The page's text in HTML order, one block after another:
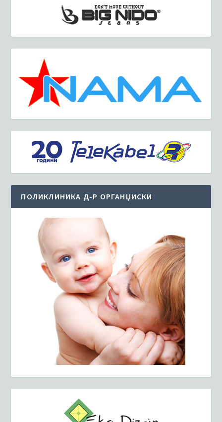
ПОЛИКЛИНИКА Д-Р ОРГАНЏИСКИ